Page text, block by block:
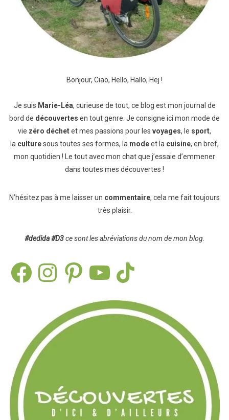
Bonjour, Ciao, Hello, Hallo, Hej !
Je suis Marie-Léa, curieuse de tout, ce blog est mon journal de
bord de découvertes en tout genre. Je consigne ici mon mode de
vie zéro déchetet mes passions pour les voyages, le sport,
la culturesous toutes ses formes, la modeet la cuisine, en bref,
mon quotidien ! Le tout avec mon chat que j’essaie d’emmener
dans toutes mes découvertes !
N’hésitez pas à me laisser un commentaire, cela me fait toujours
très plaisir.
#dedida #D3ce sont les abréviations du nom de mon blog.
FacebookInstagramPinterest TikTok